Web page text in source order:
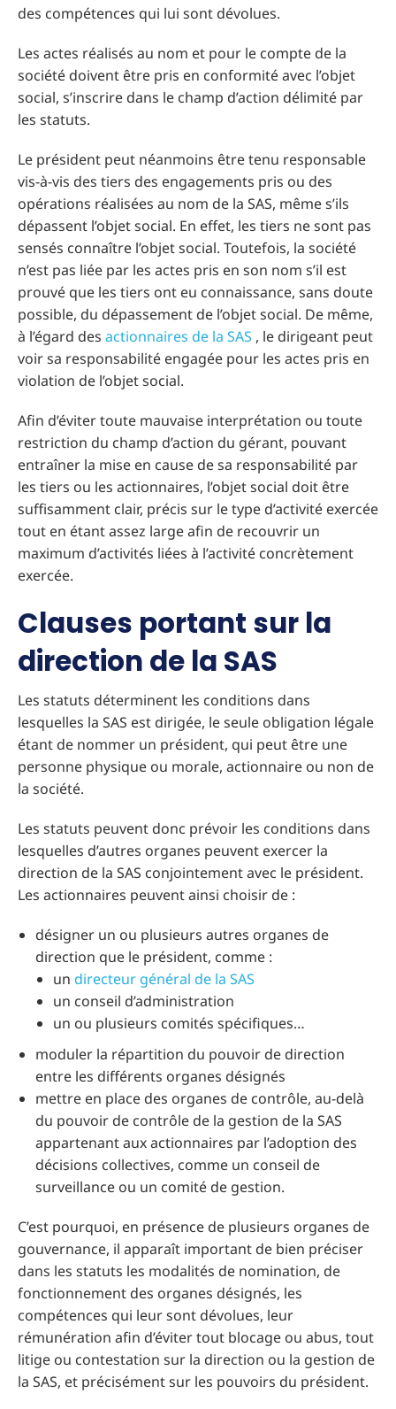
des compétences qui lui sont dévolues.
Les actes réalisés au nom et pour le compte de la
société doivent être pris en conformité avec l’objet
social, s’inscrire dans le champ d’action délimité par
les statuts.
Le président peut néanmoins être tenu responsable
vis-à-vis des tiers des engagements pris ou des
opérations réalisées au nom de la SAS, même s’ils
dépassent l’objet social. En effet, les tiers ne sont pas
sensés connaître l’objet social. Toutefois, la société
n’est pas liée par les actes pris en son nom s’il est
prouvé que les tiers ont eu connaissance, sans doute
possible, du dépassement de l’objet social. De même,
à l’égard des actionnaires de la SAS , le dirigeant peut
voir sa responsabilité engagée pour les actes pris en
violation de l’objet social.
Afin d’éviter toute mauvaise interprétation ou toute
restriction du champ d’action du gérant, pouvant
entraîner la mise en cause de sa responsabilité par
les tiers ou les actionnaires, l’objet social doit être
suffisamment clair, précis sur le type d’activité exercée
tout en étant assez large afin de recouvrir un
maximum d’activités liées à l’activité concrètement
exercée.
Clauses portant sur la
direction de la SAS
Les statuts déterminent les conditions dans
lesquelles la SAS est dirigée, le seule obligation légale
étant de nommer un président, qui peut être une
personne physique ou morale, actionnaire ou non de
la société.
Les statuts peuvent donc prévoir les conditions dans
lesquelles d’autres organes peuvent exercer la
direction de la SAS conjointement avec le président.
Les actionnaires peuvent ainsi choisir de :
désigner un ou plusieurs autres organes de
direction que le président, comme :
un directeur général de la SAS
un conseil d’administration
un ou plusieurs comités spécifiques…
moduler la répartition du pouvoir de direction
entre les différents organes désignés
mettre en place des organes de contrôle, au-delà
du pouvoir de contrôle de la gestion de la SAS
appartenant aux actionnaires par l’adoption des
décisions collectives, comme un conseil de
surveillance ou un comité de gestion.
C’est pourquoi, en présence de plusieurs organes de
gouvernance, il apparaît important de bien préciser
dans les statuts les modalités de nomination, de
fonctionnement des organes désignés, les
compétences qui leur sont dévolues, leur
rémunération afin d’éviter tout blocage ou abus, tout
litige ou contestation sur la direction ou la gestion de
la SAS, et précisément sur les pouvoirs du président.